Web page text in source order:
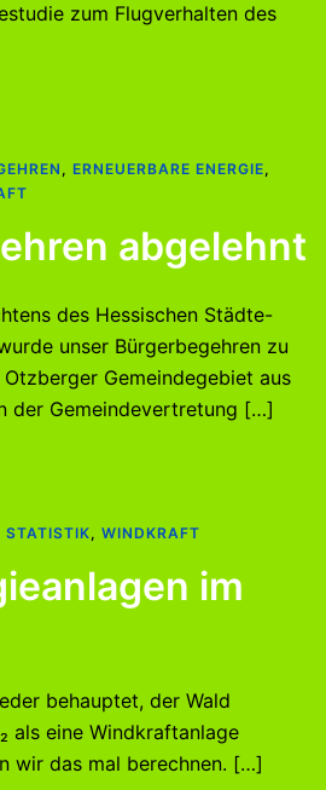
zum Flugverhalten des
, ERNEUERBARE ENERGIE,
abgelehnt
des Hessischen Städte-
unser Bürgerbegehren zu
Gemeindegebiet aus
der Gemeindevertretung […]
STATISTIK, WINDKRAFT
im
behauptet, der Wald
als eine Windkraftanlage
wir das mal berechnen. […]